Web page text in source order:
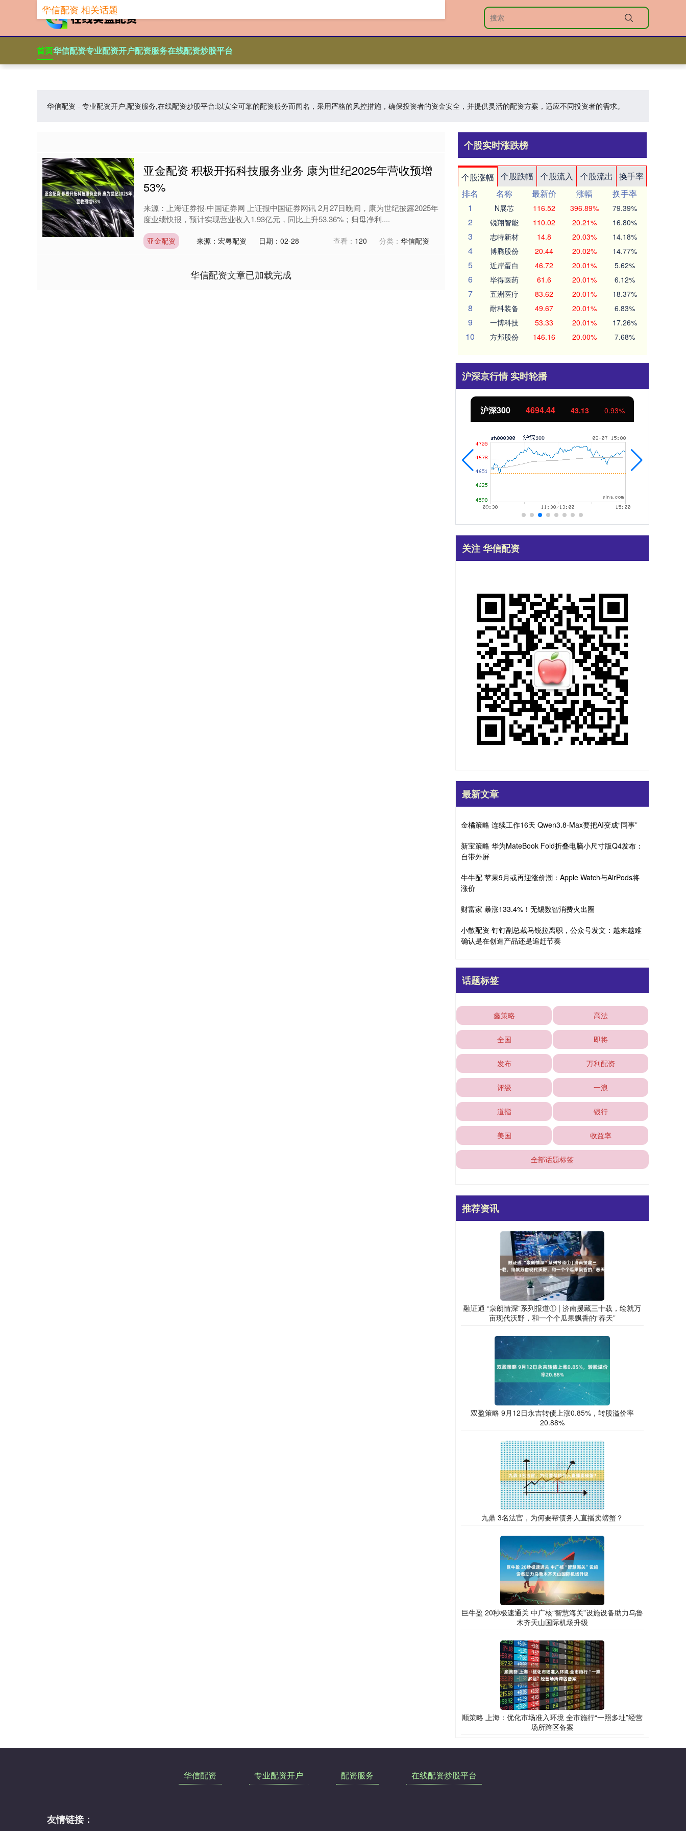
首页华信配资专业配资开户配资服务在线配资炒股平台
华信配资 - 专业配资开户,配资服务,在线配资炒股平台:以安全可靠的配资服务而闻名，采用严格的风控措施，确保投资者的资金安全，并提供灵活的配资方案，适应不同投资者的需求。
华信配资 相关话题
亚金配资 积极开拓科技服务业务 康为世纪2025年营收预增
53%
来源：上海证券报·中国证券网 上证报中国证券网讯 2月27日晚间，康为世纪披露2025年
度业绩快报，预计实现营业收入1.93亿元，同比上升53.36%；归母净利....
亚金配资 来源：宏粤配资 日期：02-28 查看： 120 分类： 华信配资
华信配资文章已加载完成
个股实时涨跌榜
个股涨幅 个股跌幅 个股流入 个股流出
换手率
排名
名称 最新价 涨幅
换手率
1
N展芯 116.52 396.89% 79.39%
2 锐翔智能 110.02 20.21% 16.80%
3 志特新材 14.8 20.03% 14.18%
4 博腾股份 20.44 20.02% 14.77%
5 近岸蛋白 46.72 20.01% 5.62%
6 毕得医药 61.6 20.01% 6.12%
7 五洲医疗 83.62 20.01% 18.37%
8 耐科装备 49.67 20.01% 6.83%
9 一博科技 53.33 20.01% 17.26%
10 方邦股份 146.16 20.00% 7.68%
沪深京行情 实时轮播
沪深300 4694.44 43.13 0.93%
关注 华信配资
最新文章
金橘策略 连续工作16天 Qwen3.8-Max要把AI变成“同事”
新宝策略 华为MateBook Fold折叠电脑小尺寸版Q4发布：
自带外屏
牛牛配 苹果9月或再迎涨价潮：Apple Watch与AirPods将
涨价
财富家 暴涨133.4%！无锡数智消费火出圈
小散配资 钉钉副总裁马锐拉离职，公众号发文：越来越难
确认是在创造产品还是追赶节奏
话题标签
鑫策略 高法
全国 即将
发布 万利配资
评级 一浪
道指 银行
美国 收益率
全部话题标签
推荐资讯
融证通 “泉朗情深”系列报道① | 济南援藏三十载，绘就万
亩现代沃野，和一个个瓜果飘香的“春天”
双盈策略 9月12日永吉转债上涨0.85%，转股溢价率
20.88%
九鼎 3名法官，为何要帮债务人直播卖螃蟹？
巨牛盈 20秒极速通关 中广核“智慧海关”设施设备助力乌鲁
木齐天山国际机场升级
顺策略 上海：优化市场准入环境 全市施行“一照多址”经营
场所跨区备案
华信配资 专业配资开户 配资服务 在线配资炒股平台
友情链接：